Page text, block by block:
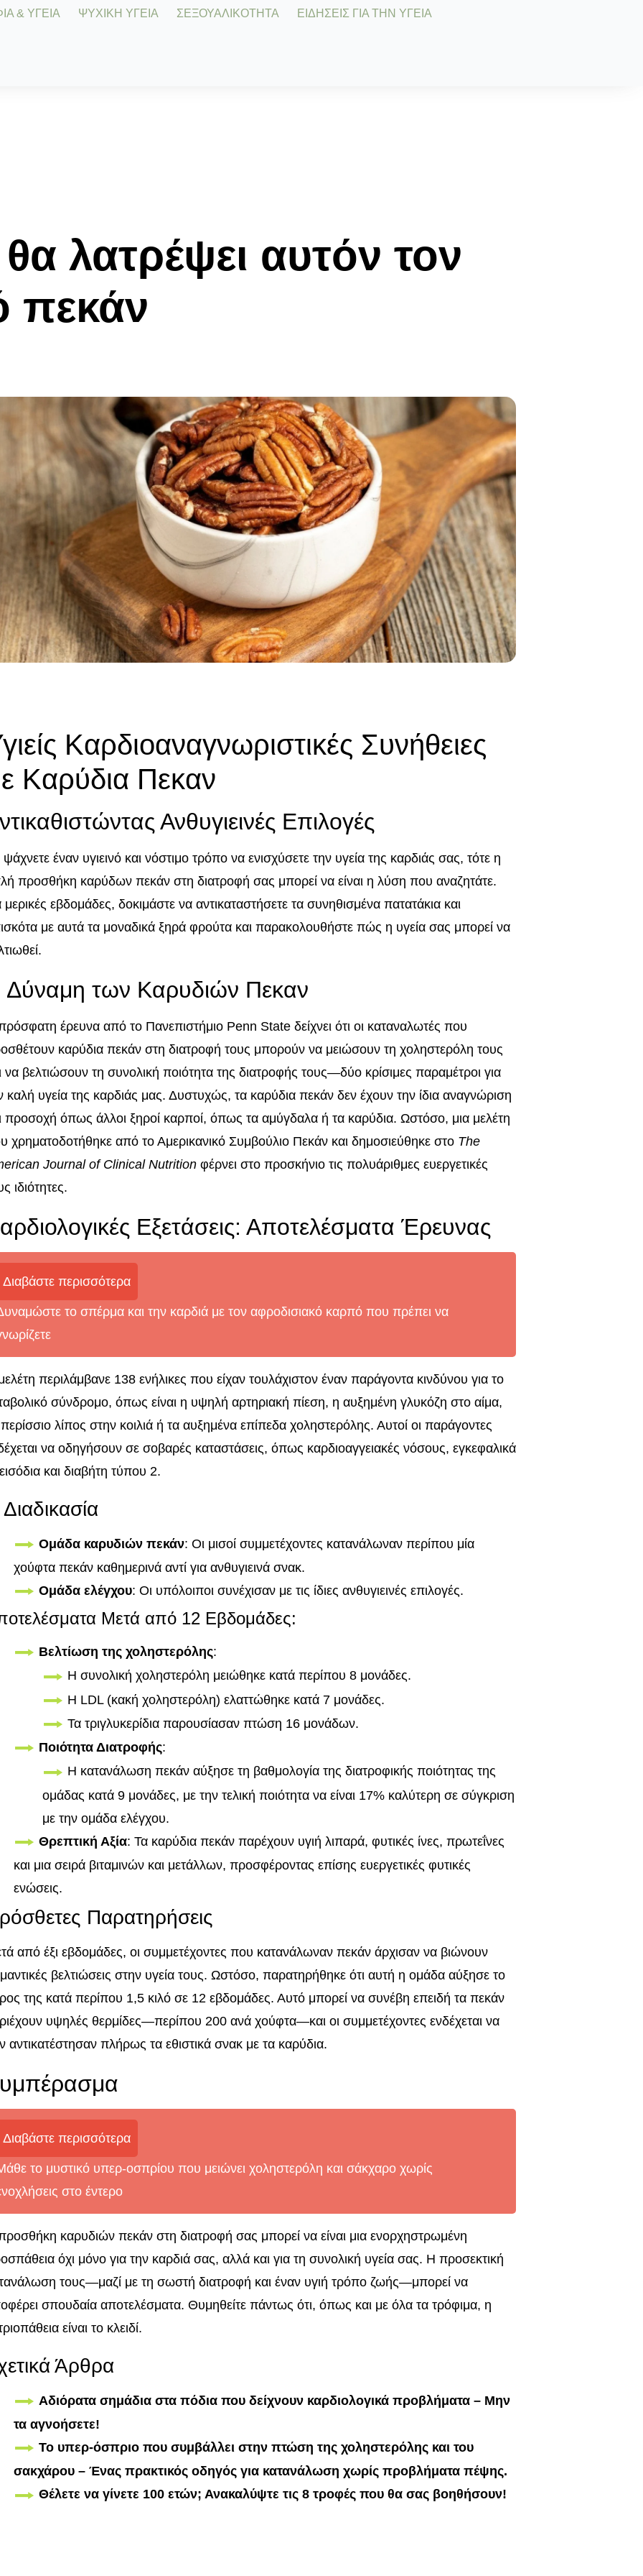
& ΥΓΕΙΑ ΨΥΧΙΚΗ ΥΓΕΙΑ ΣΕΞΟΥΑΛΙΚΟΤΗΤΑ ΕΙΔΗΣΕΙΣ ΓΙΑ ΤΗΝ ΥΓΕΙΑ
λατρέψει αυτόν τον
πεκάν
Καρδιοαναγνωριστικές Συνήθειες
Καρύδια Πεκαν
Ανθυγιεινές Επιλογές
έναν υγιεινό και νόστιμο τρόπο να ενισχύσετε την υγεία της καρδιάς σας, τότε η
προσθήκη καρύδων πεκάν στη διατροφή σας μπορεί να είναι η λύση που αναζητάτε.
μερικές εβδομάδες, δοκιμάστε να αντικαταστήσετε τα συνηθισμένα πατατάκια και
με αυτά τα μοναδικά ξηρά φρούτα και παρακολουθήστε πώς η υγεία σας μπορεί να
των Καρυδιών Πεκαν
έρευνα από το Πανεπιστήμιο Penn State δείχνει ότι οι καταναλωτές που
καρύδια πεκάν στη διατροφή τους μπορούν να μειώσουν τη χοληστερόλη τους
να βελτιώσουν τη συνολική ποιότητα της διατροφής τους—δύο κρίσιμες παραμέτροι για
καλή υγεία της καρδιάς μας. Δυστυχώς, τα καρύδια πεκάν δεν έχουν την ίδια αναγνώριση
προσοχή όπως άλλοι ξηροί καρποί, όπως τα αμύγδαλα ή τα καρύδια. Ωστόσο, μια μελέτη
χρηματοδοτήθηκε από το Αμερικανικό Συμβούλιο Πεκάν και δημοσιεύθηκε στο The
Journal of Clinical Nutrition φέρνει στο προσκήνιο τις πολυάριθμες ευεργετικές
ιδιότητες.
Εξετάσεις: Αποτελέσματα Έρευνας
Διαβάστε περισσότερα
το σπέρμα και την καρδιά με τον αφροδισιακό καρπό που πρέπει να
περιλάμβανε 138 ενήλικες που είχαν τουλάχιστον έναν παράγοντα κινδύνου για το
σύνδρομο, όπως είναι η υψηλή αρτηριακή πίεση, η αυξημένη γλυκόζη στο αίμα,
λίπος στην κοιλιά ή τα αυξημένα επίπεδα χοληστερόλης. Αυτοί οι παράγοντες
να οδηγήσουν σε σοβαρές καταστάσεις, όπως καρδιοαγγειακές νόσους, εγκεφαλικά
και διαβήτη τύπου 2.
Ομάδα καρυδιών πεκάν: Οι μισοί συμμετέχοντες κατανάλωναν περίπου μία
χούφτα πεκάν καθημερινά αντί για ανθυγιεινά σνακ.
Ομάδα ελέγχου: Οι υπόλοιποι συνέχισαν με τις ίδιες ανθυγιεινές επιλογές.
Μετά από 12 Εβδομάδες:
Βελτίωση της χοληστερόλης:
Η συνολική χοληστερόλη μειώθηκε κατά περίπου 8 μονάδες.
Η LDL (κακή χοληστερόλη) ελαττώθηκε κατά 7 μονάδες.
Τα τριγλυκερίδια παρουσίασαν πτώση 16 μονάδων.
Ποιότητα Διατροφής:
Η κατανάλωση πεκάν αύξησε τη βαθμολογία της διατροφικής ποιότητας της
ομάδας κατά 9 μονάδες, με την τελική ποιότητα να είναι 17% καλύτερη σε σύγκριση
με την ομάδα ελέγχου.
Θρεπτική Αξία: Τα καρύδια πεκάν παρέχουν υγιή λιπαρά, φυτικές ίνες, πρωτεΐνες
και μια σειρά βιταμινών και μετάλλων, προσφέροντας επίσης ευεργετικές φυτικές
ενώσεις.
Παρατηρήσεις
από έξι εβδομάδες, οι συμμετέχοντες που κατανάλωναν πεκάν άρχισαν να βιώνουν
βελτιώσεις στην υγεία τους. Ωστόσο, παρατηρήθηκε ότι αυτή η ομάδα αύξησε το
της κατά περίπου 1,5 κιλό σε 12 εβδομάδες. Αυτό μπορεί να συνέβη επειδή τα πεκάν
υψηλές θερμίδες—περίπου 200 ανά χούφτα—και οι συμμετέχοντες ενδέχεται να
αντικατέστησαν πλήρως τα εθιστικά σνακ με τα καρύδια.
Διαβάστε περισσότερα
το μυστικό υπερ-οσπρίου που μειώνει χοληστερόλη και σάκχαρο χωρίς
στο έντερο
καρυδιών πεκάν στη διατροφή σας μπορεί να είναι μια ενορχηστρωμένη
όχι μόνο για την καρδιά σας, αλλά και για τη συνολική υγεία σας. Η προσεκτική
τους—μαζί με τη σωστή διατροφή και έναν υγιή τρόπο ζωής—μπορεί να
σπουδαία αποτελέσματα. Θυμηθείτε πάντως ότι, όπως και με όλα τα τρόφιμα, η
είναι το κλειδί.
Άρθρα
Αδιόρατα σημάδια στα πόδια που δείχνουν καρδιολογικά προβλήματα – Μην
τα αγνοήσετε!
Το υπερ-όσπριο που συμβάλλει στην πτώση της χοληστερόλης και του
σακχάρου – Ένας πρακτικός οδηγός για κατανάλωση χωρίς προβλήματα πέψης.
Θέλετε να γίνετε 100 ετών; Ανακαλύψτε τις 8 τροφές που θα σας βοηθήσουν!